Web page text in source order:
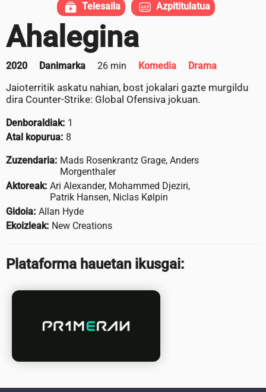
Ahalegina
2020 Danimarka 26 min Komedia Drama
Jaioterritik askatu nahian, bost jokalari gazte murgildu
dira Counter-Strike: Global Ofensiva jokuan.
Denboraldiak: 1
Atal kopurua: 8
Zuzendaria: Mads Rosenkrantz Grage, Anders
Morgenthaler
Aktoreak: Ari Alexander, Mohammed Djeziri,
Patrik Hansen, Niclas Kølpin
Gidoia: Allan Hyde
Ekoizleak: New Creations
Plataforma hauetan ikusgai:
Telesaila Azpititulatua